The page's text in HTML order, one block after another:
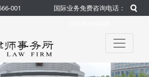
001
国际业务免费咨询电话：